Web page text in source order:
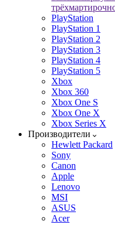
PlayStation
PlayStation 1
PlayStation 2
PlayStation 3
PlayStation 4
PlayStation 5
Xbox
Xbox 360
Xbox One S
Xbox One X
Xbox Series X
Производители
Hewlett Packard
Sony
Canon
Apple
Lenovo
MSI
ASUS
Acer